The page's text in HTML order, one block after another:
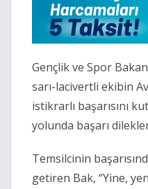
Gençlik ve Spor
sarı-lacivertli ekibin
istikrarlı başarısını
yolunda başarı
Temsilcinin
getiren Bak, “Yine,